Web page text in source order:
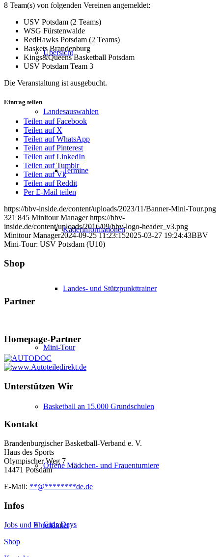
Übersicht
Landesauswahlen
Termine
Kaderinformationen
Landes- und Stützpunkttrainer
Mini-Tour
Basketball an 15.000 Grundschulen
Offene Mädchen- und Frauenturniere
Girls Days
8 Team(s) von folgenden Vereinen angemeldet:
USV Potsdam (2 Teams)
WSG Fürstenwalde
RedHawks Potsdam (2 Teams)
Baskets Brandenburg
Kings&Queens Basketball Potsdam
USV Potsdam Team 3
Die Veranstaltung ist ausgebucht.
Eintrag teilen
Teilen auf Facebook
Teilen auf X
Teilen auf WhatsApp
Teilen auf Pinterest
Teilen auf LinkedIn
Teilen auf Tumblr
Teilen auf Vk
Teilen auf Reddit
Per E-Mail teilen
https://bbv-inside.de/content/uploads/2023/11/Banner-Mini-Tour.png
321 845 Minitour Manager https://bbv-
inside.de/content/uploads/2016/09/bbv-logo-header_v3.png
Minitour Manager2024-09-25 11:23:152025-03-27 19:24:43BBV
Mini-Tour: USV Potsdam (U10)
Shop
Partner
Homepage-Partner
Unterstützen Wir
Kontakt
Brandenburgischer Basketball-Verband e. V.
Haus des Sports
Olympischer Weg 7
14471 Potsdam
E-Mail: **@********de.de
Infos
Jobs und Ehrenämter
Shop